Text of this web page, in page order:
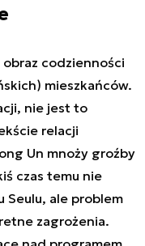
codzienności
mieszkańców.
nie jest to
relacji
Un mnoży groźby
czas temu nie
Seulu, ale problem
zagrożenia.